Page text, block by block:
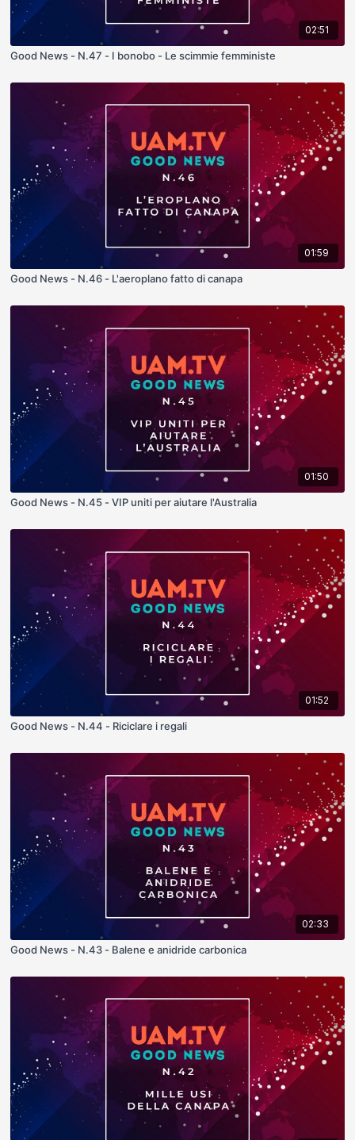
02:51
Good News - N.47 - I bonobo - Le scimmie femministe
01:59
Good News - N.46 - L'aeroplano fatto di canapa
01:50
Good News - N.45 - VIP uniti per aiutare l'Australia
01:52
Good News - N.44 - Riciclare i regali
02:33
Good News - N.43 - Balene e anidride carbonica